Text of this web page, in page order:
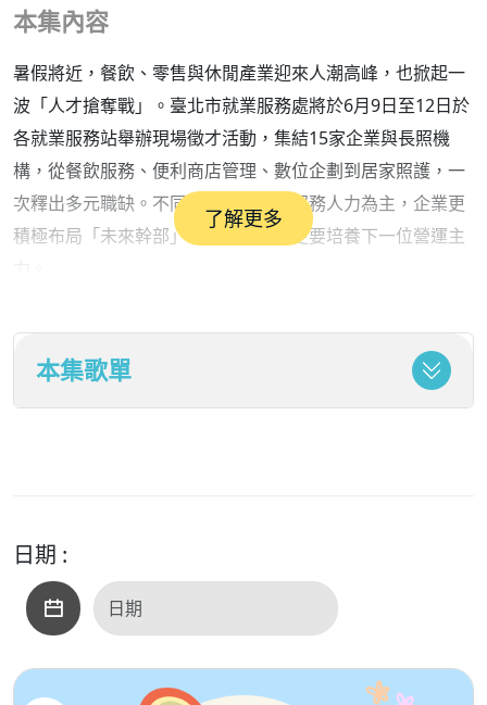
本集內容
暑假將近，餐飲、零售與休閒產業迎來人潮高峰，也掀起一
波「人才搶奪戰」。臺北市就業服務處將於6月9日至12日於
各就業服務站舉辦現場徵才活動，集結15家企業與長照機
構，從餐飲服務、便利商店管理、數位企劃到居家照護，一
次釋出多元職缺。不同於過往以基層服務人力為主，企業更
積極布局「未來幹部」，不只找人，更要培養下一位營運主
全家便利商店、統一超商紛紛開出「儲備店長」、「儲
薪資方面同樣不乏亮點。雲雀國際釋出建設部主任職
旅工程部技術員與餐廳主任起薪達4萬元；孩享趣
了解更多
本集歌單
日期 :